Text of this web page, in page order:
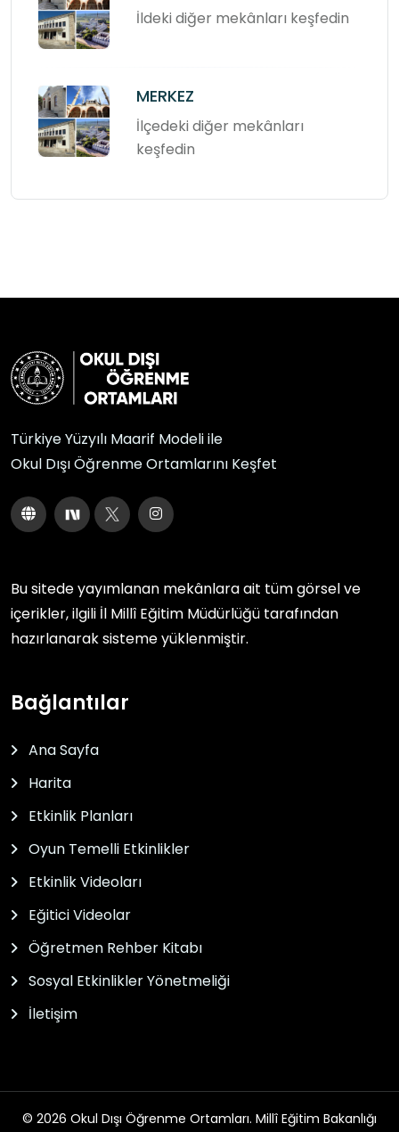
İldeki diğer mekânları keşfedin
MERKEZ
İlçedeki diğer mekânları
keşfedin
Türkiye Yüzyılı Maarif Modeli ile
Okul Dışı Öğrenme Ortamlarını Keşfet
Bu sitede yayımlanan mekânlara ait tüm görsel ve
içerikler, ilgili İl Millî Eğitim Müdürlüğü tarafından
hazırlanarak sisteme yüklenmiştir.
Bağlantılar
Ana Sayfa
Harita
Etkinlik Planları
Oyun Temelli Etkinlikler
Etkinlik Videoları
Eğitici Videolar
Öğretmen Rehber Kitabı
Sosyal Etkinlikler Yönetmeliği
İletişim
© 2026 Okul Dışı Öğrenme Ortamları. Millî Eğitim Bakanlığı